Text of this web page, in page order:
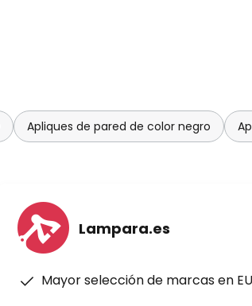
Apliques de pared de color negro
Lampara.es
Mayor selección de marcas en EU